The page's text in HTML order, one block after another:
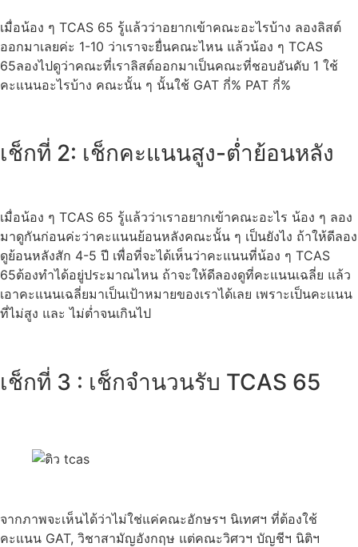
เมื่อน้อง ๆ TCAS 65 รู้แล้วว่าอยากเข้าคณะอะไรบ้าง ลองลิสต์
ออกมาเลยค่ะ 1-10 ว่าเราจะยื่นคณะไหน แล้วน้อง ๆ TCAS
65ลองไปดูว่าคณะที่เราลิสต์ออกมาเป็นคณะที่ชอบอันดับ 1 ใช้
คะแนนอะไรบ้าง คณะนั้น ๆ นั้นใช้ GAT กี่% PAT กี่%
เช็กที่ 2: เช็กคะแนนสูง-ต่ำย้อนหลัง
เมื่อน้อง ๆ TCAS 65 รู้แล้วว่าเราอยากเข้าคณะอะไร น้อง ๆ ลอง
มาดูกันก่อนค่ะว่าคะแนนย้อนหลังคณะนั้น ๆ เป็นยังไง ถ้าให้ดีลอง
ดูย้อนหลังสัก 4-5 ปี เพื่อที่จะได้เห็นว่าคะแนนที่น้อง ๆ TCAS
65ต้องทำได้อยู่ประมาณไหน ถ้าจะให้ดีลองดูที่คะแนนเฉลี่ย แล้ว
เอาคะแนนเฉลี่ยมาเป็นเป้าหมายของเราได้เลย เพราะเป็นคะแนน
ที่ไม่สูง และ ไม่ต่ำจนเกินไป
เช็กที่ 3 : เช็กจำนวนรับ TCAS 65
จากภาพจะเห็นได้ว่าไม่ใช่แค่คณะอักษรฯ นิเทศฯ ที่ต้องใช้
คะแนน GAT, วิชาสามัญอังกฤษ แต่คณะวิศวฯ บัญชีฯ นิติฯ